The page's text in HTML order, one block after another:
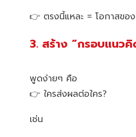
👉 ตรงนี้แหละ = โอกาสของ
3. สร้าง “กรอบแนว
พูดง่ายๆ คือ
👉 ใครส่งผลต่อใคร?
เช่น